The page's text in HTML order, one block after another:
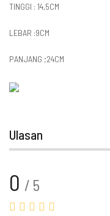
TINGGI : 14,5CM
LEBAR :9CM
PANJANG ;24CM
Ulasan
0 / 5